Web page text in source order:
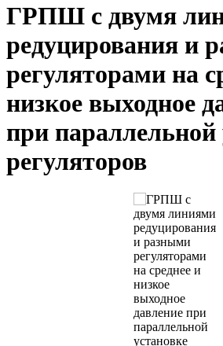
ГРПШ с двумя
редуцирования и
регуляторами на
низкое выходное
при параллельной
регуляторов